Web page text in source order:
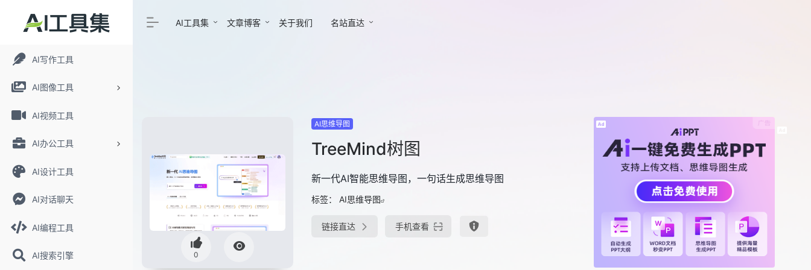
AI写作工具
AI图像工具
AI视频工具
AI办公工具
AI设计工具
AI对话聊天
AI编程工具
AI搜索引擎
AI工具集 文章博客 关于我们 名站直达
0
AI思维导图
TreeMind树图
新一代AI智能思维导图，一句话生成思维导图
标签： AI思维导图
链接直达 手机查看